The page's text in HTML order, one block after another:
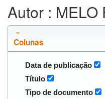
Autor : MELO
Colunas
Data de publicação
Título
Tipo de documento